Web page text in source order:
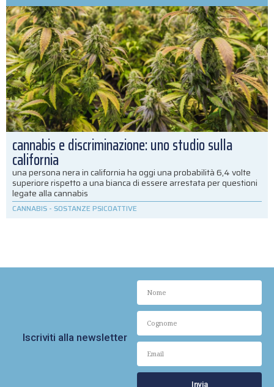
cannabis e discriminazione: uno studio sulla
california
una persona nera in california ha oggi una probabilità 6,4 volte
superiore rispetto a una bianca di essere arrestata per questioni
legate alla cannabis
CANNABIS - SOSTANZE PSICOATTIVE
Iscriviti alla newsletter
Invia